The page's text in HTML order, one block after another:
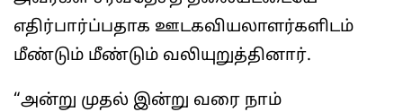
எதிர்பார்ப்பதாக ஊடகவியலாளர்களிடம்
மீண்டும் மீண்டும் வலியுறுத்தினார்.
“அன்று முதல் இன்று வரை நாம்